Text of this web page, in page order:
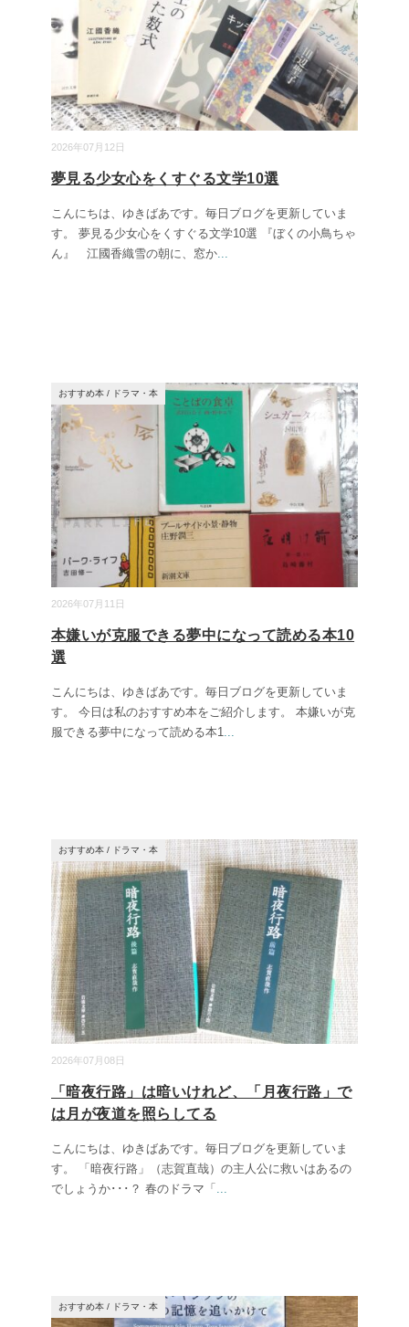
2026年07月12日
夢見る少女心をくすぐる文学10選
こんにちは、ゆきばあです。毎日ブログを更新していま
す。 夢見る少女心をくすぐる文学10選 『ぼくの小鳥ちゃ
ん』 江國香織雪の朝に、窓か...
2026年07月11日
おすすめ本 / ドラマ・本
本嫌いが克服できる夢中になって読める本10
選
こんにちは、ゆきばあです。毎日ブログを更新していま
す。 今日は私のおすすめ本をご紹介します。 本嫌いが克
服できる夢中になって読める本1...
2026年07月08日
おすすめ本 / ドラマ・本
「暗夜行路」は暗いけれど、「月夜行路」で
は月が夜道を照らしてる
こんにちは、ゆきばあです。毎日ブログを更新していま
す。 「暗夜行路」（志賀直哉）の主人公に救いはあるの
でしょうか･･･？ 春のドラマ「 ...
おすすめ本 / ドラマ・本